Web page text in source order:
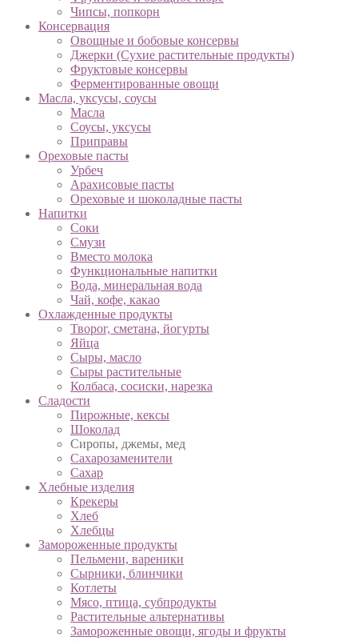
Чипсы, попкорн
Консервация
Овощные и бобовые консервы
Джерки (Сухие растительные продукты)
Фруктовые консервы
Ферментированные овощи
Масла, уксусы, соусы
Масла
Соусы, уксусы
Приправы
Ореховые пасты
Урбеч
Арахисовые пасты
Ореховые и шоколадные пасты
Напитки
Соки
Смузи
Вместо молока
Функциональные напитки
Вода, минеральная вода
Чай, кофе, какао
Охлажденные продукты
Творог, сметана, йогурты
Яйца
Сыры, масло
Сыры растительные
Колбаса, сосиски, нарезка
Сладости
Пирожные, кексы
Шоколад
Сиропы, джемы, мед
Сахарозаменители
Сахар
Хлебные изделия
Крекеры
Хлеб
Хлебцы
Замороженные продукты
Пельмени, вареники
Сырники, блинчики
Котлеты
Мясо, птица, субпродукты
Растительные альтернативы
Замороженные овощи, ягоды и фрукты